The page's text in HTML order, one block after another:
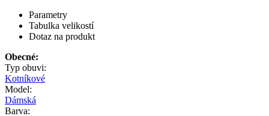
Parametry
Tabulka velikostí
Dotaz na produkt
Obecné:
Typ obuvi:
Kotníkové
Model:
Dámská
Barva: